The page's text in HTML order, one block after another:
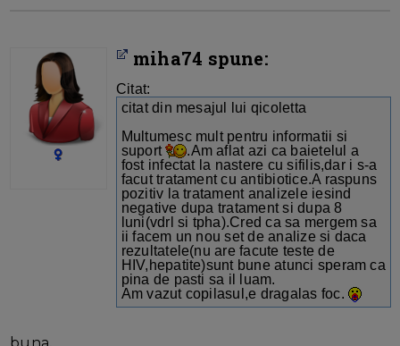
miha74 spune:
Citat:
citat din mesajul lui qicoletta
Multumesc mult pentru informatii si
suport
.Am aflat azi ca baietelul a
fost infectat la nastere cu sifilis,dar i s-a
facut tratament cu antibiotice.A raspuns
pozitiv la tratament analizele iesind
negative dupa tratament si dupa 8
luni(vdrl si tpha).Cred ca sa mergem sa
ii facem un nou set de analize si daca
rezultatele(nu are facute teste de
HIV,hepatite)sunt bune atunci speram ca
pina de pasti sa il luam.
Am vazut copilasul,e dragalas foc.